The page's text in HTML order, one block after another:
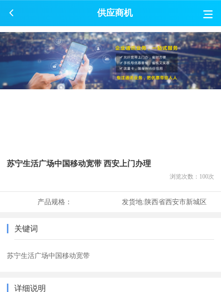
供应商机
苏宁生活广场中国移动宽带 西安上门办理
浏览次数： 100次
产品规格： 发货地:陕西省西安市新城区
关键词
苏宁生活广场中国移动宽带
详细说明